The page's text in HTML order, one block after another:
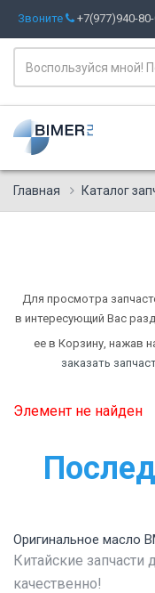
Звоните +7(977)940-
Главная Каталог
Для просмотра
в интересующий Вас
ее в Корзину, нажав
заказать
Элемент не найден
Оригинальное масло
Китайские запчасти
качественно!